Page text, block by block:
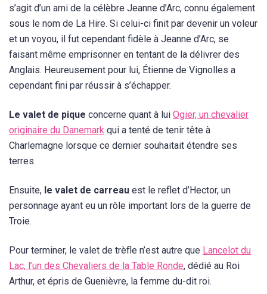
s’agit d’un ami de la célèbre Jeanne d’Arc, connu également
sous le nom de La Hire. Si celui-ci finit par devenir un voleur
et un voyou, il fut cependant fidèle à Jeanne d’Arc, se
faisant même emprisonner en tentant de la délivrer des
Anglais. Heureusement pour lui, Étienne de Vignolles a
cependant fini par réussir à s’échapper.
Le valet de pique concerne quant à lui Ogier, un chevalier
originaire du Danemark qui a tenté de tenir tête à
Charlemagne lorsque ce dernier souhaitait étendre ses
terres.
Ensuite, le valet de carreau est le reflet d’Hector, un
personnage ayant eu un rôle important lors de la guerre de
Troie.
Pour terminer, le valet de trèfle n’est autre que Lancelot du
Lac, l’un des Chevaliers de la Table Ronde, dédié au Roi
Arthur, et épris de Guenièvre, la femme du-dit roi.